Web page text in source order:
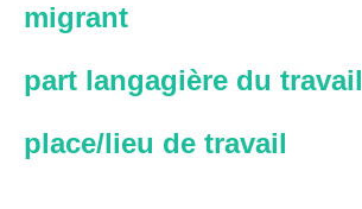
migrant
part langagière du travail
place/lieu de travail